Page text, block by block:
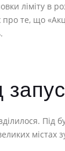
ліміту в
те, що
Під